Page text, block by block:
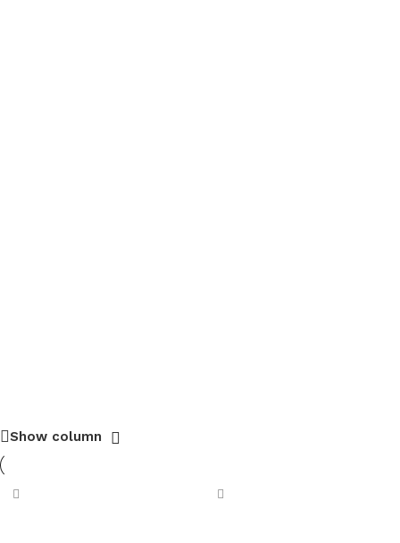
Upcycling
Show column